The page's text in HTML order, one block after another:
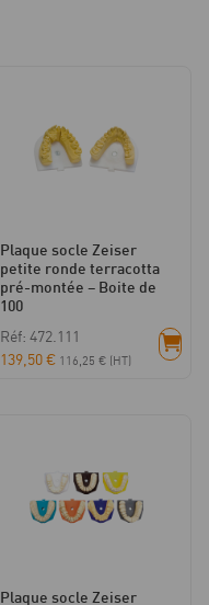
Plaque socle Zeiser
petite ronde terracotta
pré-montée – Boite de
100
Réf: 472.111
139,50€ 116,25 € (HT)
Plaque socle Zeiser